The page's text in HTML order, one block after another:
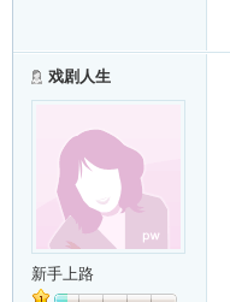
戏剧人生
新手上路